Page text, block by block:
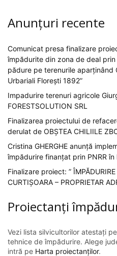
Anunțuri recente
Comunicat presa finalizare
împădurite din zona de deal
pădure pe terenurile aparținând
Urbariali Florești 1892”
Impadurire terenuri agricole
FORESTSOLUTION SRL
Finalizarea proiectului de
derulat de OBȘTEA CHILIILE
Cristina GHERGHE anunță
împădurire finanțat prin PNRR
Finalizare proiect: ”
CURTIȘOARA – PROPRIETAR
Proiectanți
Vezi lista silvicultorilor atestați
tehnice de împădurire. Alege
intră pe Harta proiectanților.